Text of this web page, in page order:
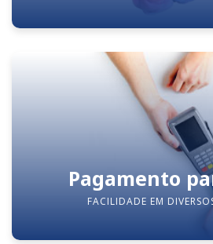
Pagamento
FACILIDADE EM